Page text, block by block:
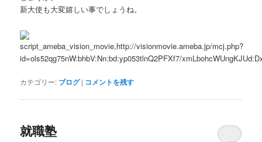
新大使も大変嬉しい事でしょうね。
カテゴリー: ブログ | コメントを残す
就職塾